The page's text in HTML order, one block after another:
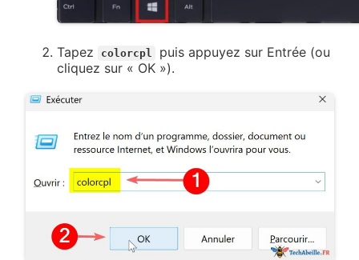
Tapez colorcpl
puis appuyez sur Entrée (ou
cliquez sur « OK »).